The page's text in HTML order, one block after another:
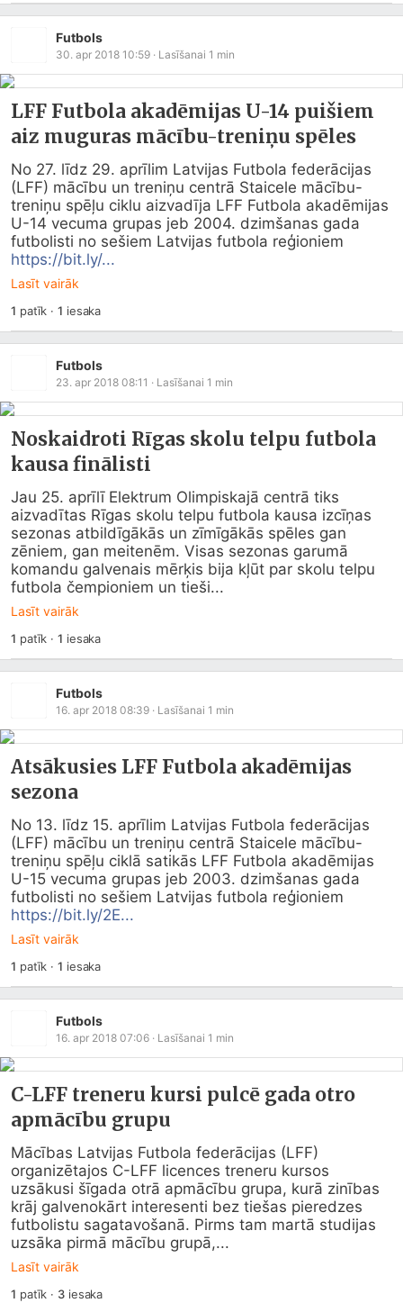
Futbols
30. apr 2018 10:59 · Lasīšanai 1 min
LFF Futbola akadēmijas U-14 puišiem
aiz muguras mācību-treniņu spēles
No 27. līdz 29. aprīlim Latvijas Futbola federācijas
(LFF) mācību un treniņu centrā Staicele mācību-
treniņu spēļu ciklu aizvadīja LFF Futbola akadēmijas
U-14 vecuma grupas jeb 2004. dzimšanas gada
https://bit.ly/...
Lasīt vairāk
1 patīk ·1 iesaka
Futbols
23. apr 2018 08:11 · Lasīšanai 1 min
Noskaidroti Rīgas skolu telpu futbola
kausa finālisti
Jau 25. aprīlī Elektrum Olimpiskajā centrā tiks
aizvadītas Rīgas skolu telpu futbola kausa izcīņas
sezonas atbildīgākās un zīmīgākās spēles gan
zēniem, gan meitenēm. Visas sezonas garumā
komandu galvenais mērķis bija kļūt par skolu telpu
futbola čempioniem un tieši...
Lasīt vairāk
1 patīk ·1 iesaka
Futbols
16. apr 2018 08:39 · Lasīšanai 1 min
Atsākusies LFF Futbola akadēmijas
sezona
No 13. līdz 15. aprīlim Latvijas Futbola federācijas
(LFF) mācību un treniņu centrā Staicele mācību-
treniņu spēļu ciklā satikās LFF Futbola akadēmijas
U-15 vecuma grupas jeb 2003. dzimšanas gada
https://bit.ly/2E...
Lasīt vairāk
1 patīk ·1 iesaka
Futbols
16. apr 2018 07:06 · Lasīšanai 1 min
C-LFF treneru kursi pulcē gada otro
apmācību grupu
Mācības Latvijas Futbola federācijas (LFF)
organizētajos C-LFF licences treneru kursos
uzsākusi šīgada otrā apmācību grupa, kurā zinības
krāj galvenokārt interesenti bez tiešas pieredzes
futbolistu sagatavošanā. Pirms tam martā studijas
uzsāka pirmā mācību grupā,...
Lasīt vairāk
1 patīk · 3iesaka